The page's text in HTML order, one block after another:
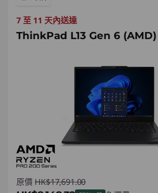
7 至 11 天內送達
ThinkPad L13 Gen 6 (AMD)
原價 HK$17,691.00